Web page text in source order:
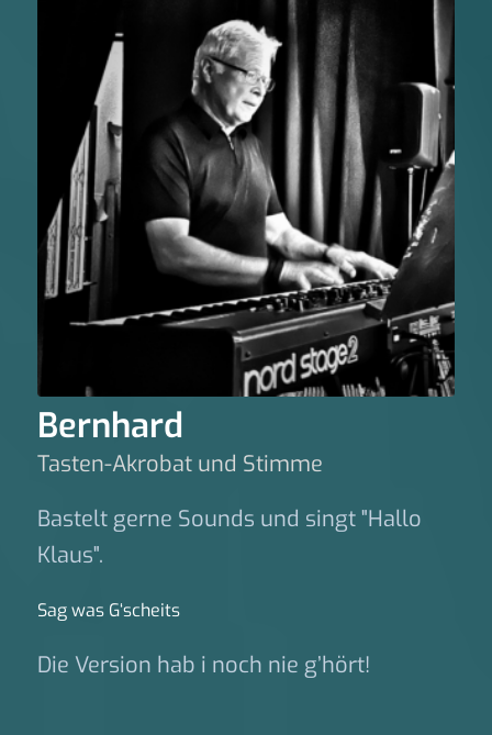
Bernhard
Tasten-Akrobat und Stimme
Bastelt gerne Sounds und singt "Hallo
Klaus".
Sag was G‘scheits
Die Version hab i noch nie g’hört!